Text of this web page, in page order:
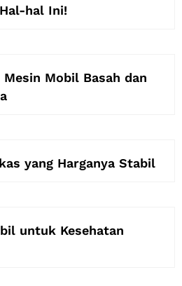
hal Ini!
Mesin Mobil Basah dan
yang Harganya Stabil
untuk Kesehatan